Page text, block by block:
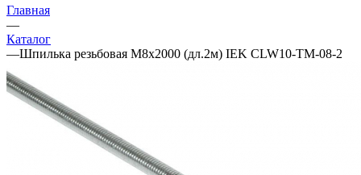
Главная
—
Каталог
—Шпилька резьбовая М8х2000 (дл.2м) IEK CLW10-TM-08-2